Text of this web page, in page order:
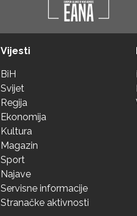
Vijesti
BiH
Svijet
Regija
Ekonomija
Kultura
Magazin
Sport
Najave
Servisne informacije
Stranačke aktivnosti